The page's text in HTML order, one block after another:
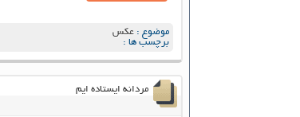
موضوع : عکس
برچسب ها :
مردانه ایستاده ایم